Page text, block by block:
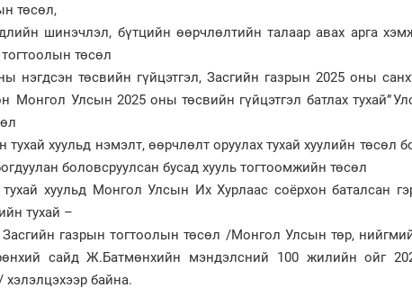
төсөл,
шинэчлэл, бүтцийн өөрчлөлтийн талаар авах арга
төсөл
нэгдсэн төсвийн гүйцэтгэл, Засгийн газрын 2025 оны
Монгол Улсын 2025 оны төсвийн гүйцэтгэл батлах тухай”
хуульд нэмэлт, өөрчлөлт оруулах тухай хуулийн төсөл
боловсруулсан бусад хууль тогтоомжийн төсөл
хуульд Монгол Улсын Их Хурлаас соёрхон баталсан
тухай –
Засгийн газрын тогтоолын төсөл /Монгол Улсын төр,
сайд Ж.Батмөнхийн мэндэлсний 100 жилийн ойг
хэлэлцэхээр байна.